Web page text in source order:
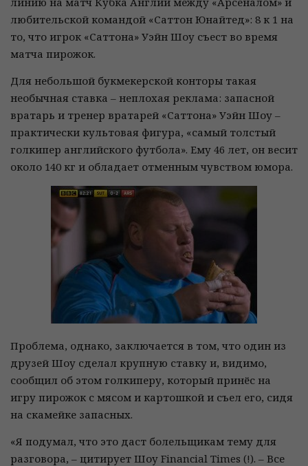
любительской командой «Саттон Юнайтед»: 8 к 1 на
то, что игрок «Саттона» Уэйн Шоу съест во время
матча пирожок.
Для небольшой букмекерской конторы такая
необычная ставка – неплохая реклама: запасной
вратарь и тренер вратарей «Саттона» Уэйн Шоу –
практически культовая фигура, «самый толстый
голкипер английского футбола». Ему 46 лет, он весит
около 140 кг и обладает отменным чувством юмора.
Проблема, однако, заключается в том, что один из
друзей Шоу сделал крупную ставку и, видимо,
сообщил об этом голкиперу, который принёс на
игру пирожок с мясом и картошкой и съел его, сидя
на скамейке запасных.
«Я подумал, что это даст болельщикам тему для
разговора, – цитирует Шоу Financial Times (!). – Все